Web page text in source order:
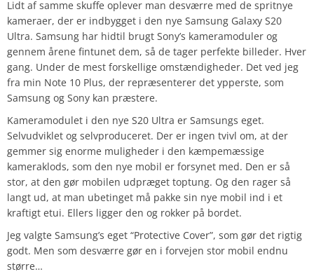
Lidt af samme skuffe oplever man desværre med de spritnye
kameraer, der er indbygget i den nye Samsung Galaxy S20
Ultra. Samsung har hidtil brugt Sony’s kameramoduler og
gennem årene fintunet dem, så de tager perfekte billeder. Hver
gang. Under de mest forskellige omstændigheder. Det ved jeg
fra min Note 10 Plus, der repræsenterer det ypperste, som
Samsung og Sony kan præstere.
Kameramodulet i den nye S20 Ultra er Samsungs eget.
Selvudviklet og selvproduceret. Der er ingen tvivl om, at der
gemmer sig enorme muligheder i den kæmpemæssige
kameraklods, som den nye mobil er forsynet med. Den er så
stor, at den gør mobilen udpræget toptung. Og den rager så
langt ud, at man ubetinget må pakke sin nye mobil ind i et
kraftigt etui. Ellers ligger den og rokker på bordet.
Jeg valgte Samsung’s eget “Protective Cover”, som gør det rigtig
godt. Men som desværre gør en i forvejen stor mobil endnu
større…